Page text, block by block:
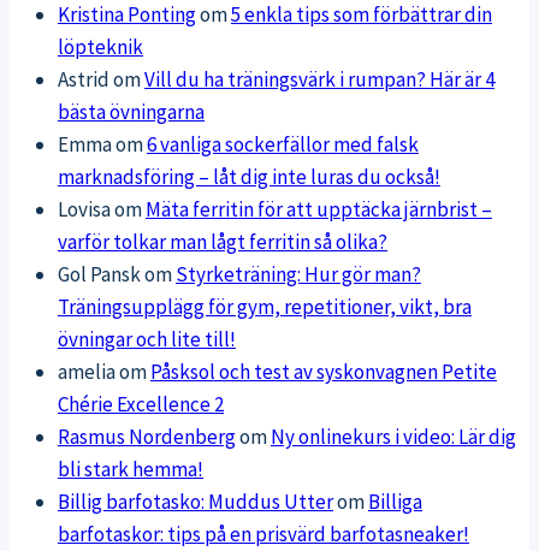
Kristina Pontingom5 enkla tips som förbättrar din
löpteknik
AstridomVill du ha träningsvärk i rumpan? Här är 4
bästa övningarna
Emmaom6 vanliga sockerfällor med falsk
marknadsföring – låt dig inte luras du också!
LovisaomMäta ferritin för att upptäcka järnbrist –
varför tolkar man lågt ferritin så olika?
Gol PanskomStyrketräning: Hur gör man?
Träningsupplägg för gym, repetitioner, vikt, bra
övningar och lite till!
ameliaomPåsksol och test av syskonvagnen Petite
Chérie Excellence 2
Rasmus NordenbergomNy onlinekurs i video: Lär dig
bli stark hemma!
Billig barfotasko: Muddus UtteromBilliga
barfotaskor: tips på en prisvärd barfotasneaker!